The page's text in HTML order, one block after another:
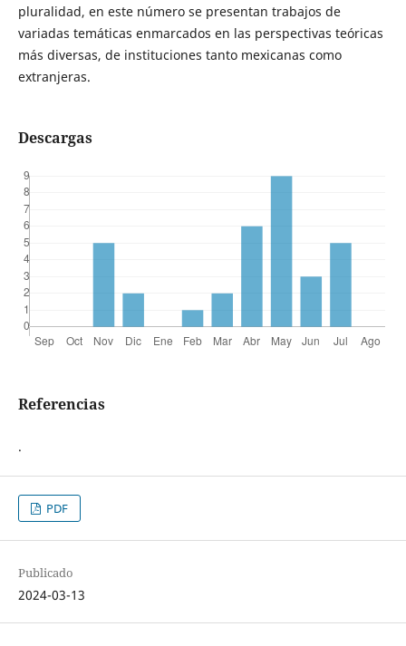
pluralidad, en este número se presentan trabajos de
variadas temáticas enmarcados en las perspectivas teóricas
más diversas, de instituciones tanto mexicanas como
extranjeras.
Descargas
Referencias
.
PDF
Publicado
2024-03-13